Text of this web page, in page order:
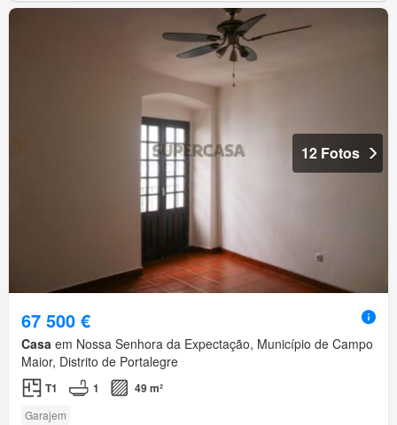
12 Fotos
67 500 €
Casa em Nossa Senhora da Expectação, Município de Campo
Maior, Distrito de Portalegre
T1 1 49 m²
Garajem